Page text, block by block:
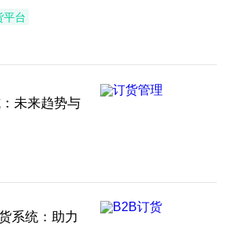
平台
未来趋势与
系统：助力